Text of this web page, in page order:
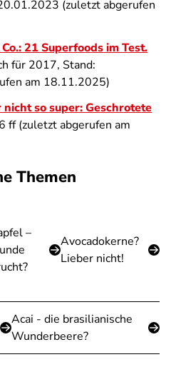
(zuletzt abgerufen
21 Superfoods im Test.
für 2017, Stand:
am 18.11.2025)
nicht so super: Geschrotete
ff (zuletzt abgerufen am
Themen
–
Avocadokerne?
Lieber nicht!
Acai - die brasilianische
Wunderbeere?